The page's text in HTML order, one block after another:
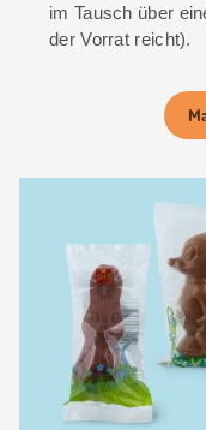
im Tausch über
der Vorrat reicht).